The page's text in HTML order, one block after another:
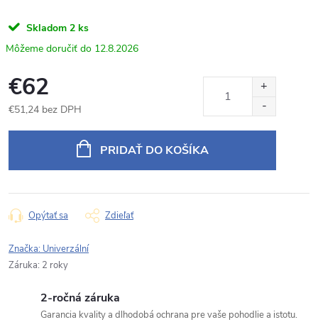
Skladom 2 ks
12.8.2026
€62
€51,24 bez DPH
PRIDAŤ DO KOŠÍKA
Opýtať sa Zdieľať
Značka: Univerzální
Záruka: 2 roky
2-ročná záruka
Garancia kvality a dlhodobá ochrana pre vaše pohodlie a istotu.